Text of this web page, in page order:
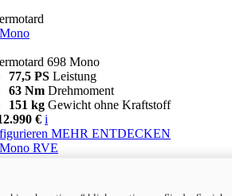
698 Mono
77,5 PS Leistung
63 Nm Drehmoment
151 kg Gewicht ohne Kraftstoff
€ i
MEHR ENTDECKEN
RVE
77,5 PS
Leistung